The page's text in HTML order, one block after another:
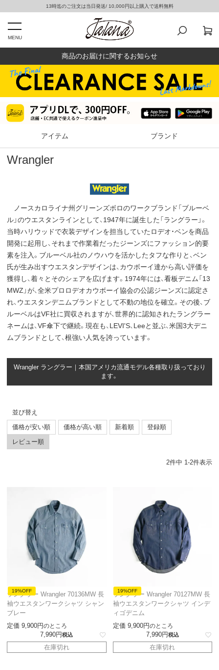
13時迄のご注文は当日発送/ 10,000円以上購入で送料無料
MENU
商品のお届けに関するお知らせ
アイテム ブランド
Wrangler
ノースカロライナ州グリーンズボロのワークブランド「ブルーベ
ル」のウエスタンラインとして、1947年に誕生した「ラングラー」。
当時ハリウッドで衣装デザインを担当していたロデオ・ベンを商品
開発に起用し、それまで作業着だったジーンズにファッション的要
素を注入。ブルーベル社のノウハウを活かしたタフな作りと、ベン
氏が生み出すウエスタンデザインは、カウボーイ達から高い評価を
獲得し、着々とそのシェアを広げます。1974年には、看板デニム「13
MWZ」が、全米プロロデオカウボーイ協会の公認ジーンズに認定さ
れ、ウエスタンデニムブランドとして不動の地位を確立。その後、ブ
ルーベルはVF社に買収されますが、世界的に認知されたラングラー
ネームは、VF傘下で継続。現在も、LEVI'S、Leeと並ぶ、米国3大デニ
ムブランドとして、根強い人気を誇っています。
Wrangler ラングラー｜本国アメリカ流通モデル各種取り扱っており
ます。
並び替え
価格が安い順
価格が高い順 新着順
登録順
レビュー順
2件中 1-2件表示
19%OFF
ラングラー Wrangler 70136MW 長
袖ウエスタンワークシャツ シャン
ブレー
定価 9,900 のところ
7,990 税込
在庫切れ
19%OFF
ラングラー Wrangler 70127MW 長
袖ウエスタンワークシャツ インデ
ィゴデニム
定価 9,900 のところ
7,990 税込
在庫切れ